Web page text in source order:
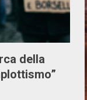
della